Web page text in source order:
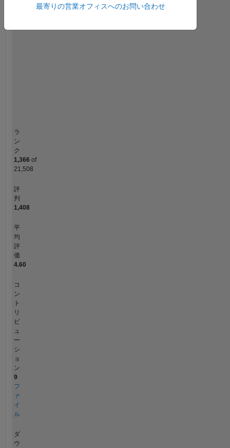
コントリビューション L
ラ
ン
ク
1,366 of
21,508
評
判
1,408
平
均
評
価
4.60
コ
ン
ト
リ
ビ
ュ
ー
シ
ョ
ン
9
フ
ァ
イ
ル
ダ
ウ
最寄りの営業オフィスへのお問い合わせ